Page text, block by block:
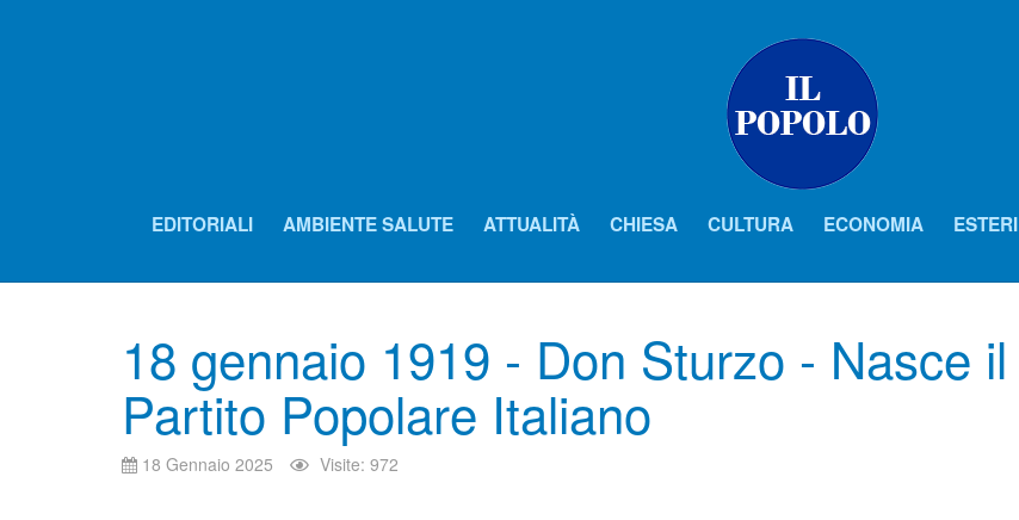
EDITORIALI AMBIENTE SALUTE ATTUALITÀ CHIESA CULTURA ECONOMIA ESTERI
18 gennaio 1919 - Don Sturzo - Nasce il
Partito Popolare Italiano
18 Gennaio 2025 Visite: 972